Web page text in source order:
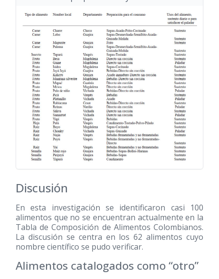
Discusión
En esta investigación se identificaron casi 100
alimentos que no se encuentran actualmente en la
Tabla de Composición de Alimentos Colombianos.
La discusión se centra en los 62 alimentos cuyo
nombre científico se pudo verificar.
Alimentos catalogados como “otro”